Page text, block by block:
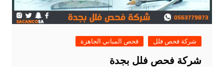
شركة فحص فلل فحص المباني الجاهزة
شركة فحص فلل بجدة